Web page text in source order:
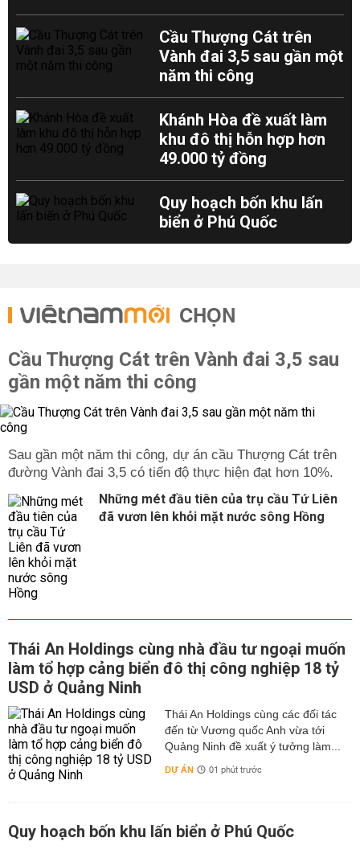
Cầu Thượng Cát trên
Vành đai 3,5 sau gần một
năm thi công
Khánh Hòa đề xuất làm
khu đô thị hỗn hợp hơn
49.000 tỷ đồng
Quy hoạch bốn khu lấn
biển ở Phú Quốc
CHỌN
Cầu Thượng Cát trên Vành đai 3,5 sau
gần một năm thi công
Sau gần một năm thi công, dự án cầu Thượng Cát trên
đường Vành đai 3,5 có tiến độ thực hiện đạt hơn 10%.
Những mét đầu tiên của trụ cầu Tứ Liên
đã vươn lên khỏi mặt nước sông Hồng
Thái An Holdings cùng nhà đầu tư ngoại muốn
làm tổ hợp cảng biển đô thị công nghiệp 18 tỷ
USD ở Quảng Ninh
Thái An Holdings cùng các đối tác
đến từ Vương quốc Anh vừa tới
Quảng Ninh đề xuất ý tưởng làm...
DỰ ÁN 01 phút trước
Quy hoạch bốn khu lấn biển ở Phú Quốc